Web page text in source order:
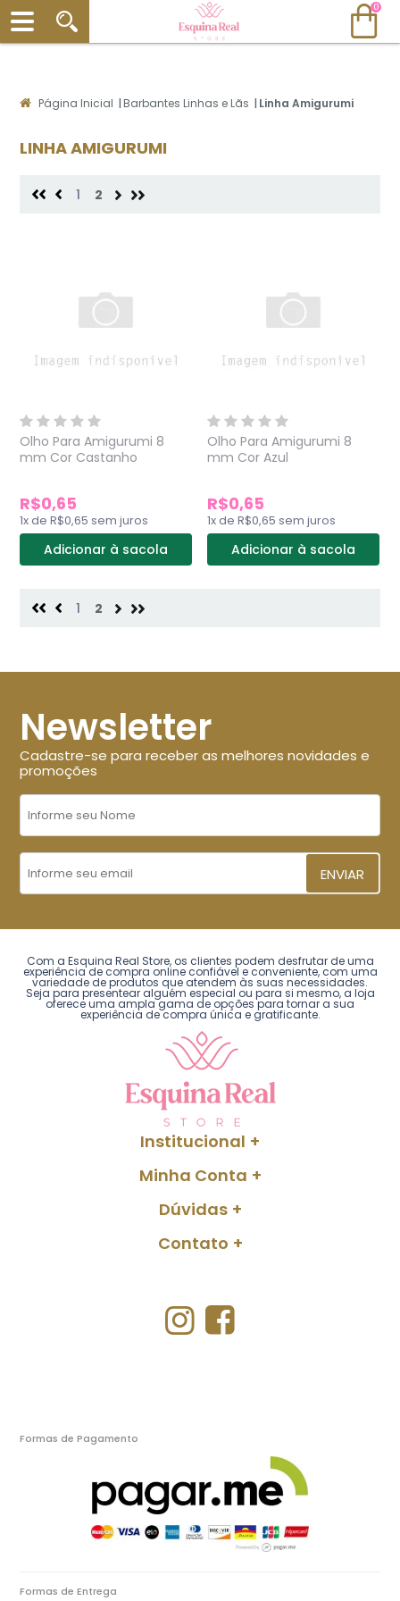
0
Página Inicial | Barbantes Linhas e Lãs | Linha Amigurumi
LINHA AMIGURUMI
1 2
Olho Para Amigurumi 8
mm Cor Castanho
R$0,65
1xdeR$0,65 sem juros
Adicionar à sacola
Olho Para Amigurumi 8
mm Cor Azul
R$0,65
1xde R$0,65 sem juros
Adicionar à sacola
1 2
Newsletter
Cadastre-se para receber as melhores novidades e
promoções
ENVIAR
Com a Esquina Real Store, os clientes podem desfrutar de uma
experiência de compra online confiável e conveniente, com uma
variedade de produtos que atendem às suas necessidades.
Seja para presentear alguém especial ou para si mesmo, a loja
oferece uma ampla gama de opções para tornar a sua
experiência de compra única e gratificante.
Institucional
Minha Conta
Dúvidas
Contato
Formas de Pagamento
Formas de Entrega